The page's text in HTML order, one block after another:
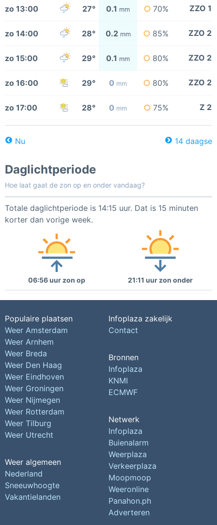
zo 13:00 27° 0.1 mm 70% ZZO 1
zo 14:00 28° 0.2 mm 85% ZZO 2
zo 15:00 29° 0.1 mm 80% ZZO 2
zo 16:00 29° 0 mm 80% ZZO 2
zo 17:00 28° 0 mm 75% Z 2
Nu 14 daagse
Daglichtperiode
Hoe laat gaat de zon op en onder vandaag?
Totale daglichtperiode is 14:15 uur. Dat is 15 minuten
korter dan vorige week.
06:56 uur zon op 21:11 uur zon onder
Populaire plaatsen
Weer Amsterdam
Weer Arnhem
Weer Breda
Weer Den Haag
Weer Eindhoven
Weer Groningen
Weer Nijmegen
Weer Rotterdam
Weer Tilburg
Weer Utrecht
Weer algemeen
Nederland
Sneeuwhoogte
Vakantielanden
Infoplaza zakelijk
Contact
Bronnen
Infoplaza
KNMI
ECMWF
Netwerk
Infoplaza
Buienalarm
Weerplaza
Verkeerplaza
Moopmoop
Weeronline
Panahon.ph
Adverteren